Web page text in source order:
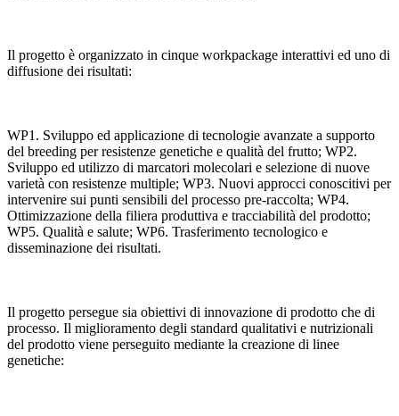
Il progetto è organizzato in cinque workpackage interattivi ed uno di
diffusione dei risultati:
WP1. Sviluppo ed applicazione di tecnologie avanzate a supporto
del breeding per resistenze genetiche e qualità del frutto; WP2.
Sviluppo ed utilizzo di marcatori molecolari e selezione di nuove
varietà con resistenze multiple; WP3. Nuovi approcci conoscitivi per
intervenire sui punti sensibili del processo pre-raccolta; WP4.
Ottimizzazione della filiera produttiva e tracciabilità del prodotto;
WP5. Qualità e salute; WP6. Trasferimento tecnologico e
disseminazione dei risultati.
Il progetto persegue sia obiettivi di innovazione di prodotto che di
processo. Il miglioramento degli standard qualitativi e nutrizionali
del prodotto viene perseguito mediante la creazione di linee
genetiche: